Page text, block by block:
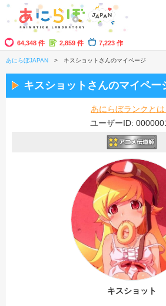
64,348 件 2,859 件 7,223 作
あにらぼJAPAN キスショットさんのマイページ
キスショットさんのマイペー
あにらぼランクとは
ユーザーID:
キスショット